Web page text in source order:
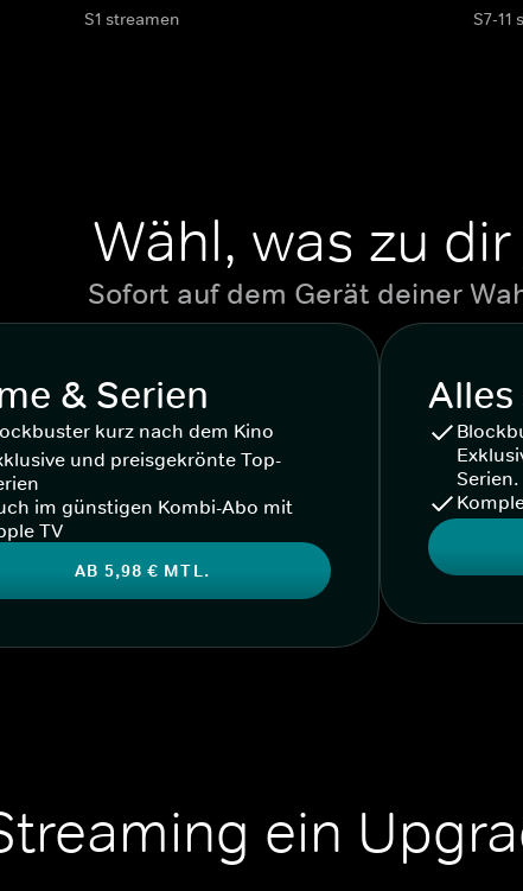
S1 streamen S7-11
Wähl, was zu
Sofort auf dem Gerät deiner
& Serien
kurz nach dem Kino
und preisgekrönte Top-
im günstigen Kombi-Abo mit
TV
AB 5,98 € MTL.
Alles
Serien.
ein